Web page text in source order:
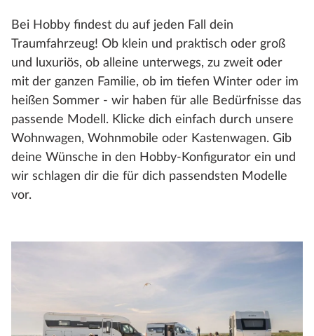
Bei Hobby findest du auf jeden Fall dein
Traumfahrzeug! Ob klein und praktisch oder groß
und luxuriös, ob alleine unterwegs, zu zweit oder
mit der ganzen Familie, ob im tiefen Winter oder im
heißen Sommer - wir haben für alle Bedürfnisse das
passende Modell. Klicke dich einfach durch unsere
Wohnwagen, Wohnmobile oder Kastenwagen. Gib
deine Wünsche in den Hobby-Konfigurator ein und
wir schlagen dir die für dich passendsten Modelle
vor.